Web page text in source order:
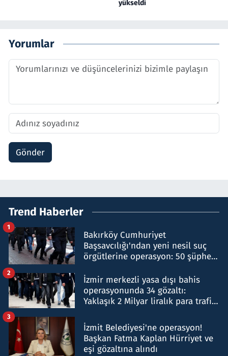
yükseldi
Yorumlar
Gönder
Trend Haberler
Bakırköy Cumhuriyet
Başsavcılığı'ndan yeni nesil suç
örgütlerine operasyon: 50 şüpheli
1
İzmir merkezli yasa dışı bahis
operasyonunda 34 gözaltı:
Yaklaşık 2 Milyar liralık para trafiği
2
İzmit Belediyesi'ne operasyon!
Başkan Fatma Kaplan Hürriyet ve
eşi gözaltına alındı
3